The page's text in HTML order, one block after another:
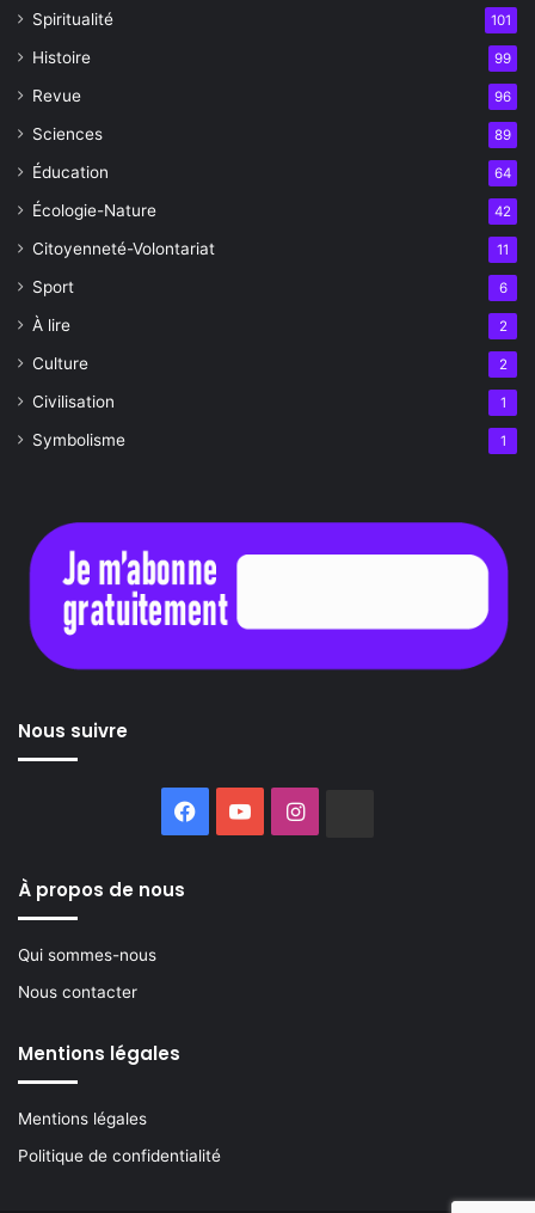
Spiritualité 101
Histoire 99
Revue 96
Sciences 89
Éducation 64
Écologie-Nature 42
Citoyenneté-Volontariat 11
Sport 6
À lire 2
Culture 2
Civilisation 1
Symbolisme 1
Nous suivre
Facebook
YouTubeInstagram
À propos de nous
Qui sommes-nous
Nous contacter
Mentions légales
Mentions légales
Politique de confidentialité